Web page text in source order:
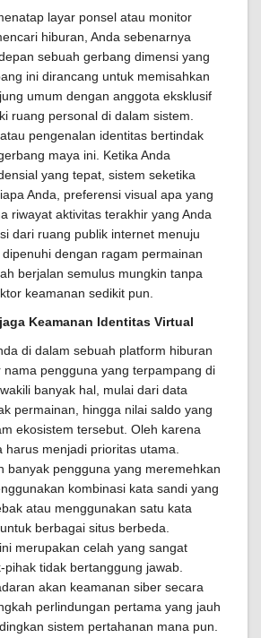
layar ponsel atau monitor
hiburan, Anda sebenarnya
sebuah gerbang dimensi yang
ini dirancang untuk memisahkan
umum dengan anggota eksklusif
ruang personal di dalam sistem.
pengenalan identitas bertindak
maya ini. Ketika Anda
yang tepat, sistem seketika
Anda, preferensi visual apa yang
riwayat aktivitas terakhir yang Anda
dari ruang publik internet menuju
dengan ragam permainan
berjalan semulus mungkin tanpa
keamanan sedikit pun.
Keamanan Identitas Virtual
di dalam sebuah platform hiburan
nama pengguna yang terpampang di
banyak hal, mulai dari data
permainan, hingga nilai saldo yang
ekosistem tersebut. Oleh karena
harus menjadi prioritas utama.
banyak pengguna yang meremehkan
kombinasi kata sandi yang
atau menggunakan satu kata
berbagai situs berbeda.
merupakan celah yang sangat
tidak bertanggung jawab.
akan keamanan siber secara
perlindungan pertama yang jauh
sistem pertahanan mana pun.